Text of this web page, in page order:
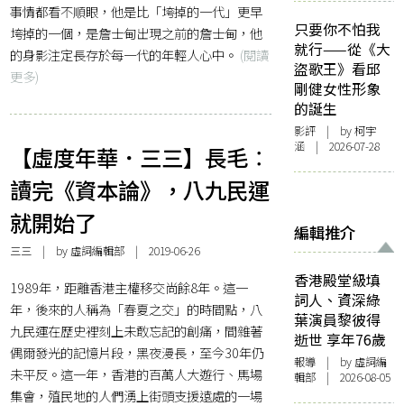
事情都看不順眼，他是比「垮掉的一代」更早
垮掉的一個，是詹士甸出現之前的詹士甸，他
的身影注定長存於每一代的年輕人心中。 (閱讀
更多)
【虛度年華．三三】長毛︰
讀完《資本論》，八九民運
就開始了
三三 | by 虛詞編輯部 | 2019-06-26
1989年，距離香港主權移交尚餘8年。這一
年，後來的人稱為「春夏之交」的時間點，八
九民運在歷史裡刻上未敢忘記的創痛，間雜著
偶爾發光的記憶片段，黑夜漫長，至今30年仍
未平反。這一年，香港的百萬人大遊行、馬場
集會，殖民地的人們湧上街頭支援遠處的一場
只要你不怕我
就行——從《大
盜歌王》看邱
剛健女性形象
的誕生
影評 | by 柯宇
涵 | 2026-07-28
編輯推介
香港殿堂級填
詞人、資深綠
葉演員黎彼得
逝世 享年76歲
報導 | by 虛詞編
輯部 | 2026-08-05